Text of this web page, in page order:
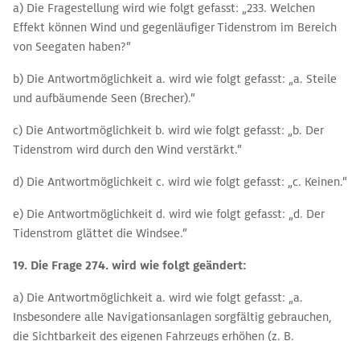
a) Die Fragestellung wird wie folgt gefasst: „233. Welchen
Effekt können Wind und gegenläufiger Tidenstrom im Bereich
von Seegaten haben?“
b) Die Antwortmöglichkeit a. wird wie folgt gefasst: „a. Steile
und aufbäumende Seen (Brecher).“
c) Die Antwortmöglichkeit b. wird wie folgt gefasst: „b. Der
Tidenstrom wird durch den Wind verstärkt.“
d) Die Antwortmöglichkeit c. wird wie folgt gefasst: „c. Keinen.“
e) Die Antwortmöglichkeit d. wird wie folgt gefasst: „d. Der
Tidenstrom glättet die Windsee.“
19. Die Frage 274. wird wie folgt geändert:
a) Die Antwortmöglichkeit a. wird wie folgt gefasst: „a.
Insbesondere alle Navigationsanlagen sorgfältig gebrauchen,
die Sichtbarkeit des eigenen Fahrzeugs erhöhen (z. B.